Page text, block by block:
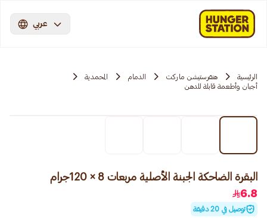
عربي
الرئيسية هنقرستيشن ماركت الدمام
المحمدية
أجبان وأطعمة قابلة للدهن
البقرة الضاحكة الجبنة الأصلية مربعات 8 × 120جرام
6.8
توصيل في 20 دقيقة